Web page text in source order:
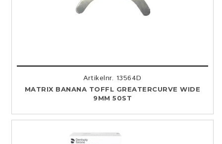
Artikelnr. 13564D
MATRIX BANANA TOFFL GREATERCURVE WIDE
9MM 50ST